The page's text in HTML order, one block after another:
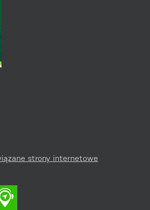
strony internetowe